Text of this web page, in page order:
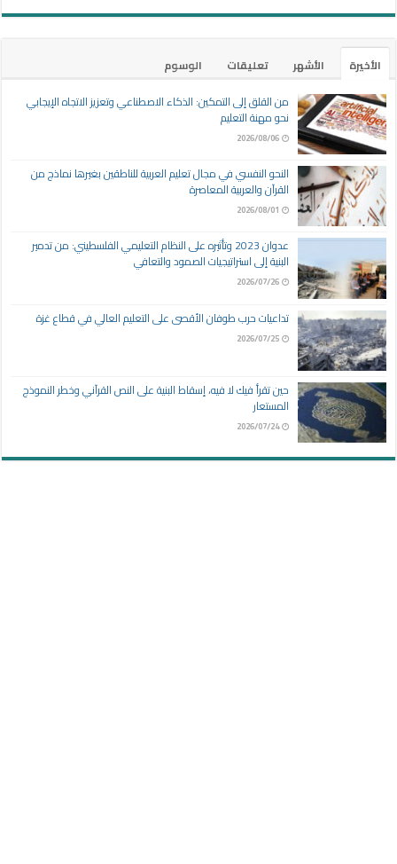
الأخيرة الأشهر تعليقات
الوسوم
من القلق إلى التمكين: الذكاء الاصطناعي وتعزيز الاتجاه الإيجابي
نحو مهنة التعليم
2026/08/06
النحو النفسي في مجال تعليم العربية للناطقين بغيرها نماذج من
القرآن والعربية المعاصرة
2026/08/01
عدوان 2023 وتأثيره على النظام التعليمي الفلسطيني: من تدمير
البنية إلى استراتيجيات الصمود والتعافي
2026/07/26
تداعيات حرب طوفان الأقصى على التعليم العالي في قطاع غزة
2026/07/25
حين تقرأ فيك لا فيه، إسقاط البنية على النص القرآني وخطر النموذج
المستعار
2026/07/24